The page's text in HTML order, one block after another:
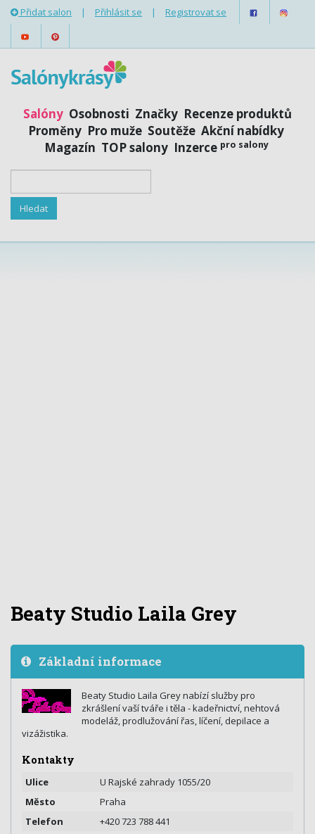
Přidat salon | Přihlásit se | Registrovat se
Salóny Osobnosti Značky Recenze produktů
Proměny Pro muže Soutěže Akční nabídky
Magazín TOP salony Inzerce pro salony
Beaty Studio Laila Grey
Základní informace
Beaty Studio Laila Grey nabízí služby pro
zkrášlení vaší tváře i těla - kadeřnictví, nehtová
modeláž, prodlužování řas, líčení, depilace a
vizážistika.
Kontakty
Ulice
U Rajské zahrady 1055/20
Město
Praha
Telefon
+420 723 788 441